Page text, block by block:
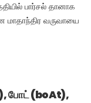
பார்சல் தானாக
மாதாந்திர வருவாயை
போட் (boAt),